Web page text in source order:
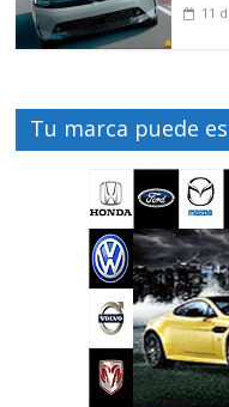
11
Tu marca puede